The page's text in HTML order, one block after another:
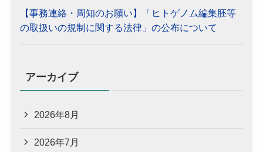
【事務連絡・周知のお願い】「ヒトゲノム編集胚等
の取扱いの規制に関する法律」の公布について
アーカイブ
2026年8月
2026年7月